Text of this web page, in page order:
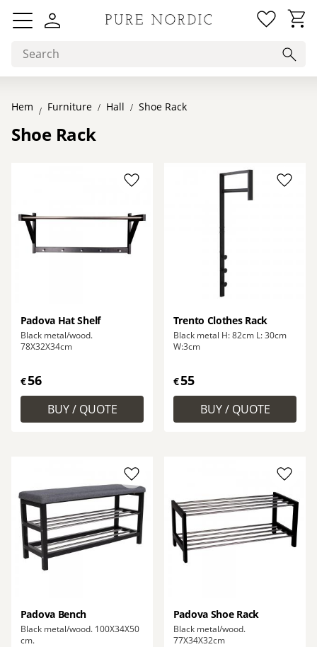
Menu
Basket
Hem Furniture Hall Shoe Rack
Shoe Rack
Padova Hat Shelf
Black metal/wood.
78X32X34cm
€56
Add to favorites
Trento Clothes Rack
Black metal H: 82cm L: 30cm
W:3cm
€55
Add
Padova Bench
Black metal/wood. 100X34X50
cm.
Add to favorites
Padova Shoe Rack
Black metal/wood.
77X34X32cm
Add